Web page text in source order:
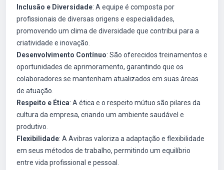
Inclusão e Diversidade: A equipe é composta por
profissionais de diversas origens e especialidades,
promovendo um clima de diversidade que contribui para a
criatividade e inovação.
Desenvolvimento Contínuo: São oferecidos treinamentos e
oportunidades de aprimoramento, garantindo que os
colaboradores se mantenham atualizados em suas áreas
de atuação.
Respeito e Ética: A ética e o respeito mútuo são pilares da
cultura da empresa, criando um ambiente saudável e
produtivo.
Flexibilidade: A Avibras valoriza a adaptação e flexibilidade
em seus métodos de trabalho, permitindo um equilíbrio
entre vida profissional e pessoal.